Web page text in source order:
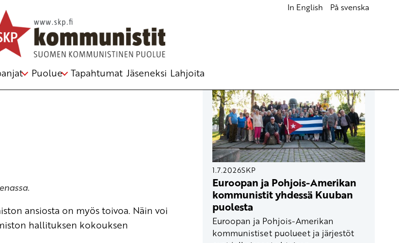
In English På svenska
Puolue Tapahtumat Jäseneksi Lahjoita
ansiosta on myös toivoa. Näin voi
hallituksen kokouksen
1.7.2026SKP
Euroopan ja Pohjois-Amerikan
kommunistit yhdessä Kuuban
puolesta
Euroopan ja Pohjois-Amerikan
kommunistiset puolueet ja järjestöt